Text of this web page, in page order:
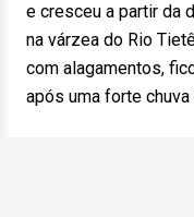
e cresceu a partir da
na várzea do Rio
com alagamentos,
após uma forte